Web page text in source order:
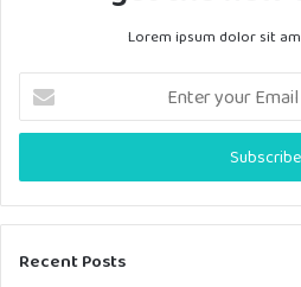
Lorem ipsum dolor sit
t
r
y
u
Recent Posts